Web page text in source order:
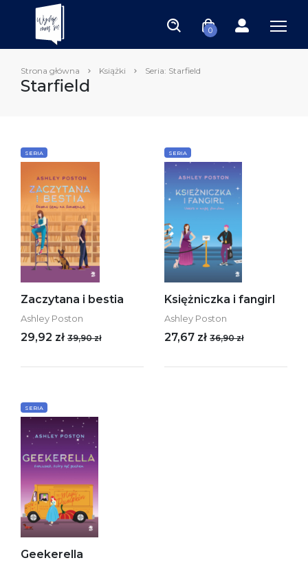
0
Strona główna Książki Seria: Starfield
Starfield
SERIA
Zaczytana i bestia
Ashley Poston
29,92 zł 39,90 zł
SERIA
Księżniczka i fangirl
Ashley Poston
27,67 zł 36,90 zł
SERIA
Geekerella